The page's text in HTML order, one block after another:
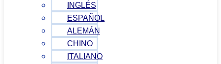
INGLÉS
ESPAÑOL
ALEMÁN
CHINO
ITALIANO